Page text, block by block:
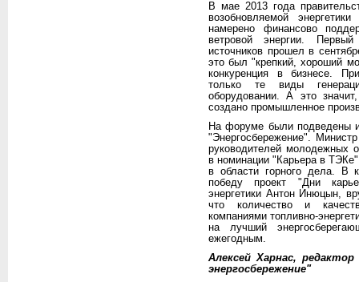
В мае 2013 года
возобновляемой
намерено финансово
ветровой энергии.
источников прошел в
это был "крепкий, хороший
конкуренция в бизнесе.
только те виды
оборудовании. А это
создано промышленное
На форуме были подведены
"Энергосбережение".
руководителей молодежных
в номинации "Карьера в
в области горного дела. В
победу проект "Дни
энергетики Антон Инюцын,
что количество и
компаниями топливно-
на лучший
ежегодным.
Алексей Харнас,
энергосбережение"